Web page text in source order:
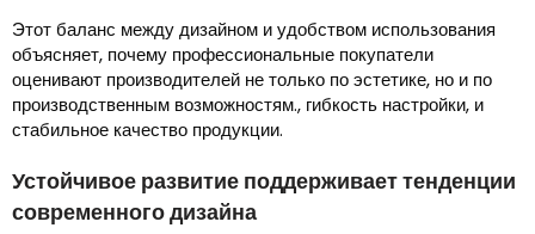
Этот баланс между дизайном и удобством использования
объясняет, почему профессиональные покупатели
оценивают производителей не только по эстетике, но и по
производственным возможностям., гибкость настройки, и
стабильное качество продукции.
Устойчивое развитие поддерживает тенденции
современного дизайна